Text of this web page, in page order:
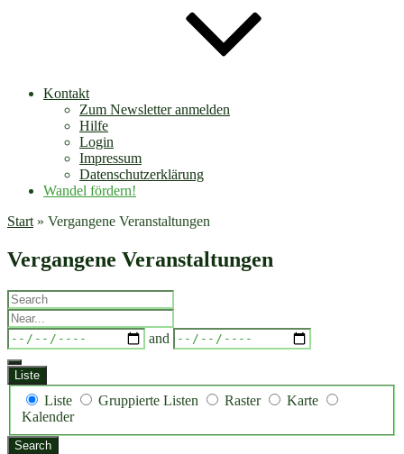
Kontakt
Zum Newsletter anmelden
Hilfe
Login
Impressum
Datenschutzerklärung
Wandel fördern!
Start » Vergangene Veranstaltungen
Vergangene Veranstaltungen
Search
Near...
Dates
and
Liste
Anzeigetyp
für
Suchergebnisse
Liste Gruppierte Listen Raster
Karte
Kalender
Search